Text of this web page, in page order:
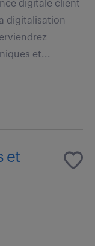
digitale client
digitalisation
et...
et